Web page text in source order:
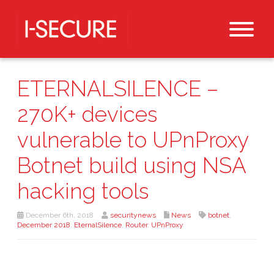
ETERNALSILENCE –
270K+ devices
vulnerable to UPnProxy
Botnet build using NSA
hacking tools
December 6th, 2018 securitynews News botnet,
December 2018, EternalSilence, Router, UPnProxy